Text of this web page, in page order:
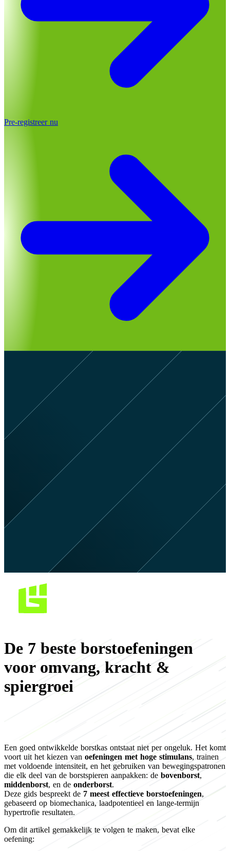
Pre-registreer nu
De 7 beste borstoefeningen
voor omvang, kracht &
spiergroei
Een goed ontwikkelde borstkas ontstaat niet per ongeluk. Het komt
voort uit het kiezen van oefeningen met hoge stimulans, trainen
met voldoende intensiteit, en het gebruiken van bewegingspatronen
die elk deel van de borstspieren aanpakken: de bovenborst,
middenborst, en de onderborst.
Deze gids bespreekt de 7 meest effectieve borstoefeningen,
gebaseerd op biomechanica, laadpotentieel en lange-termijn
hypertrofie resultaten.
Om dit artikel gemakkelijk te volgen te maken, bevat elke
oefening: